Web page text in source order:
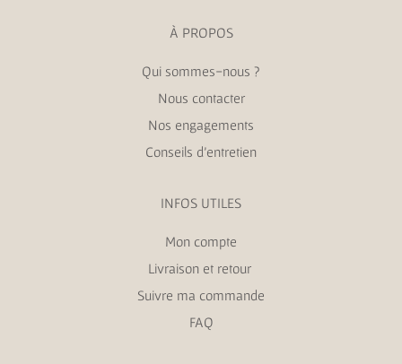
À PROPOS
Qui sommes-nous ?
Nous contacter
Nos engagements
Conseils d’entretien
INFOS UTILES
Mon compte
Livraison et retour
Suivre ma commande
FAQ